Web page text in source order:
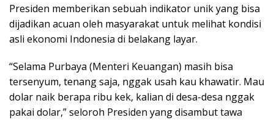
Presiden memberikan sebuah indikator unik yang bisa
dijadikan acuan oleh masyarakat untuk melihat kondisi
asli ekonomi Indonesia di belakang layar.
“Selama Purbaya (Menteri Keuangan) masih bisa
tersenyum, tenang saja, nggak usah kau khawatir. Mau
dolar naik berapa ribu kek, kalian di desa-desa nggak
pakai dolar,” seloroh Presiden yang disambut tawa